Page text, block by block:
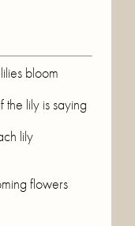
bloom
the lily is saying
lily
flowers